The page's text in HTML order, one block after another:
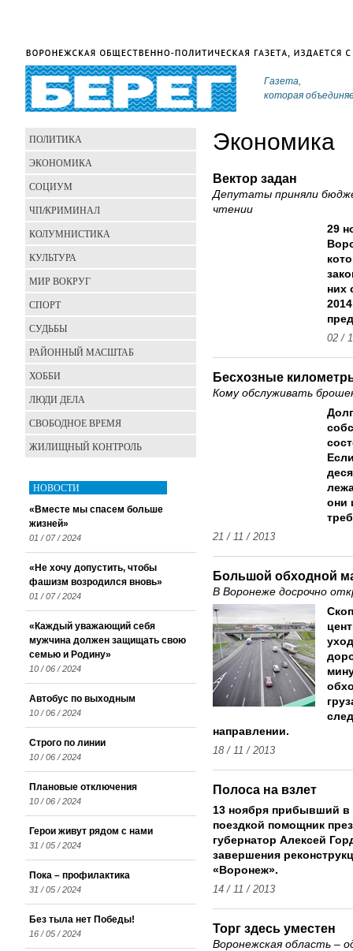
Газета,
которая
Экономика
Вектор задан
Депутаты приняли
чтении
29
них
02 /
Бесхозные
Кому обслуживать
они
21 / 11 / 2013
Большой обходной
В Воронеже досрочно
направлении.
18 / 11 / 2013
Полоса на взлет
13 ноября прибывший в
поездкой помощник
губернатор Алексей
завершения
«Воронеж».
14 / 11 / 2013
Торг здесь уместен
Воронежская область –
ПОЛИТИКА
ЭКОНОМИКА
СОЦИУМ
ЧП/КРИМИНАЛ
КОЛУМНИСТИКА
КУЛЬТУРА
МИР ВОКРУГ
СПОРТ
СУДЬБЫ
РАЙОННЫЙ МАСШТАБ
ХОББИ
ЛЮДИ ДЕЛА
СВОБОДНОЕ ВРЕМЯ
ЖИЛИЩНЫЙ КОНТРОЛЬ
НОВОСТИ
«Вместе мы спасем больше
жизней»
01 / 07 / 2024
«Не хочу допустить, чтобы
фашизм возродился вновь»
01 / 07 / 2024
«Каждый уважающий себя
мужчина должен защищать свою
семью и Родину»
10 / 06 / 2024
Автобус по выходным
10 / 06 / 2024
Строго по линии
10 / 06 / 2024
Плановые отключения
10 / 06 / 2024
Герои живут рядом с нами
31 / 05 / 2024
Пока – профилактика
31 / 05 / 2024
Без тыла нет Победы!
16 / 05 / 2024